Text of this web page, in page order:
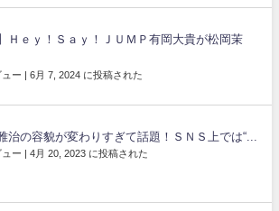
Ｈｅｙ！Ｓａｙ！ＪＵＭＰ有岡大貴が松岡茉
ー | 6月 7, 2024 に投稿された
治の容貌が変わりすぎて話題！ＳＮＳ上では“...
ー | 4月 20, 2023 に投稿された